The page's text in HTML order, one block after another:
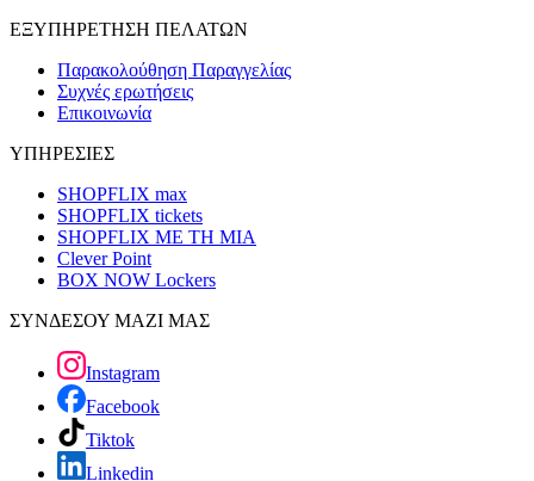
ΕΞΥΠΗΡΕΤΗΣΗ ΠΕΛΑΤΩΝ
Παρακολούθηση Παραγγελίας
Συχνές ερωτήσεις
Επικοινωνία
ΥΠΗΡΕΣΙΕΣ
SHOPFLIX max
SHOPFLIX tickets
SHOPFLIX ΜΕ ΤΗ ΜΙΑ
Clever Point
BOX NOW Lockers
ΣΥΝΔΕΣΟΥ ΜΑΖΙ ΜΑΣ
Instagram
Facebook
Tiktok
Linkedin